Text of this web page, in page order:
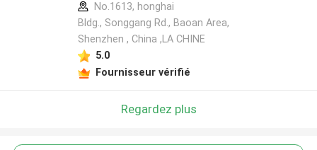
No.1613, honghai
Bldg., Songgang Rd., Baoan Area,
Shenzhen , China ,LA CHINE
5.0
Fournisseur vérifié
Regardez plus